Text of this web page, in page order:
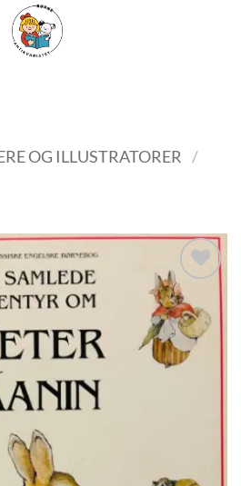
FILTER
OG ILLUSTRATORER
/
Tilføj
som
favorit